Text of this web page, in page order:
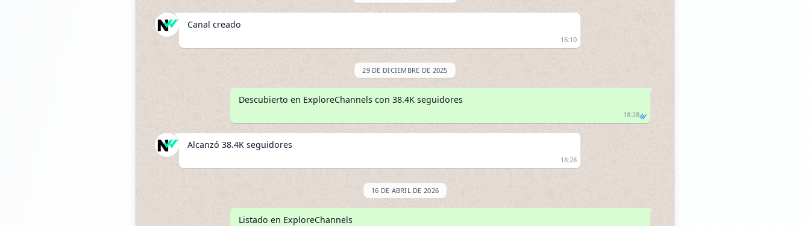
Canal creado
16:10
29 DE DICIEMBRE DE 2025
Descubierto en ExploreChannels con 38.4K seguidores
18:28
Alcanzó 38.4K seguidores
18:28
16 DE ABRIL DE 2026
Listado en ExploreChannels